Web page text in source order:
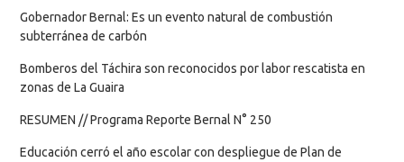
Gobernador Bernal: Es un evento natural de combustión
subterránea de carbón
Bomberos del Táchira son reconocidos por labor rescatista en
zonas de La Guaira
RESUMEN // Programa Reporte Bernal N° 250
Educación cerró el año escolar con despliegue de Plan de